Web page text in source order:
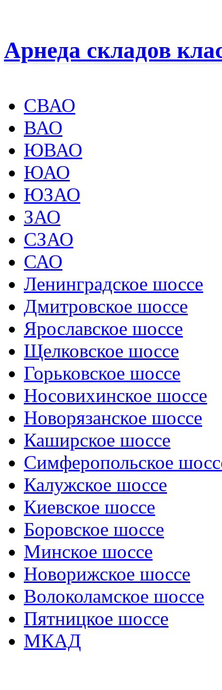
Арнеда складов
СВАО
ВАО
ЮВАО
ЮАО
ЮЗАО
ЗАО
СЗАО
САО
Ленинградское шоссе
Дмитровское шоссе
Ярославское шоссе
Щелковское шоссе
Горьковское шоссе
Носовихинское шоссе
Новорязанское шоссе
Каширское шоссе
Симферопольское
Калужское шоссе
Киевское шоссе
Боровское шоссе
Минское шоссе
Новорижское шоссе
Волоколамское шоссе
Пятницкое шоссе
МКАД